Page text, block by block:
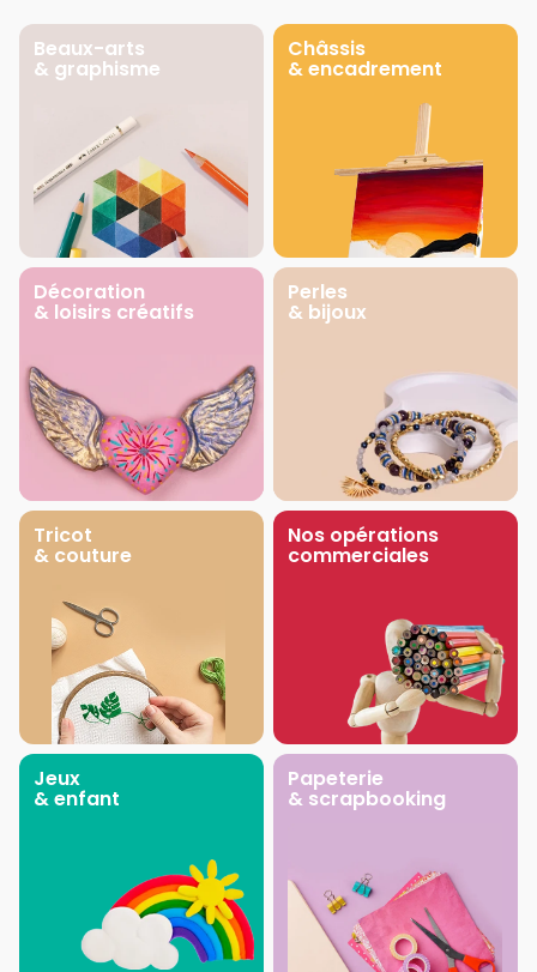
Beaux-arts
& graphisme
Châssis
& encadrement
Décoration
& loisirs créatifs
Perles
& bijoux
Tricot
& couture
Nos opérations
commerciales
Jeux
& enfant
Papeterie
& scrapbooking